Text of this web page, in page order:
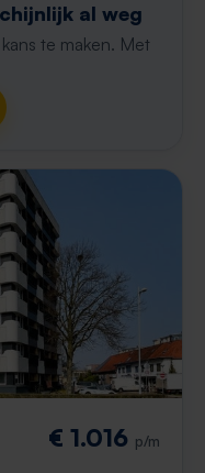
al weg
te maken. Met
€ 1.016 p/m